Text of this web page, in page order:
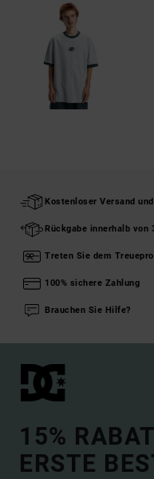
Kostenloser Versand
Rückgabe innerhalb von
Treten Sie dem
100% sichere Zahlung
Brauchen Sie Hilfe?
15%
ERSTE